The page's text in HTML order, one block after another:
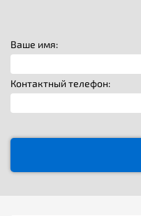
Ваше имя:
Контактный телефон: